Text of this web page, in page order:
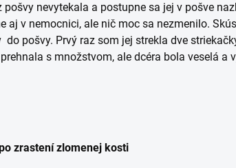
pošvy nevytekala a postupne sa jej v pošve
aj v nemocnici, ale nič moc sa nezmenilo.
do pošvy. Prvý raz som jej strekla dve
s množstvom, ale dcéra bola veselá a
zrastení zlomenej kosti